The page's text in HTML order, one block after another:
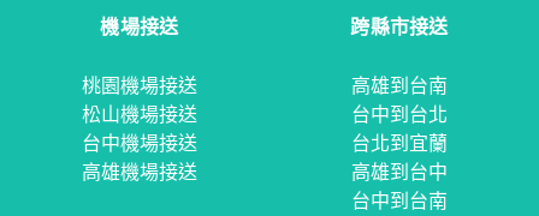
機場接送
桃園機場接送
松山機場接送
台中機場接送
高雄機場接送
跨縣市接送
高雄到台南
台中到台北
台北到宜蘭
高雄到台中
台中到台南